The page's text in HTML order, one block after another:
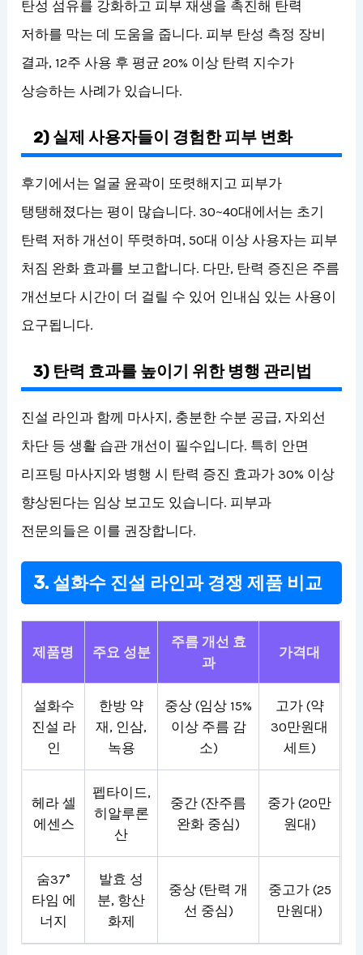
탄성 섬유를 강화하고 피부 재생을 촉진해 탄력
저하를 막는 데 도움을 줍니다. 피부 탄성 측정 장비
결과, 12주 사용 후 평균 20% 이상 탄력 지수가
상승하는 사례가 있습니다.
2) 실제 사용자들이 경험한 피부 변화
후기에서는 얼굴 윤곽이 또렷해지고 피부가
탱탱해졌다는 평이 많습니다. 30~40대에서는 초기
탄력 저하 개선이 뚜렷하며, 50대 이상 사용자는 피부
처짐 완화 효과를 보고합니다. 다만, 탄력 증진은 주름
개선보다 시간이 더 걸릴 수 있어 인내심 있는 사용이
요구됩니다.
3) 탄력 효과를 높이기 위한 병행 관리법
진설 라인과 함께 마사지, 충분한 수분 공급, 자외선
차단 등 생활 습관 개선이 필수입니다. 특히 안면
리프팅 마사지와 병행 시 탄력 증진 효과가 30% 이상
향상된다는 임상 보고도 있습니다. 피부과
전문의들은 이를 권장합니다.
3. 설화수 진설 라인과 경쟁 제품 비교
제품명 주요 성분
주름 개선 효
과
가격대
설화수
진설 라
인
한방 약
재, 인삼,
녹용
중상 (임상 15%
이상 주름 감
소)
고가 (약
30만원대
세트)
헤라 셀
에센스
펩타이드,
히알루론
산
중간 (잔주름
완화 중심)
중가 (20만
원대)
숨37°
타임 에
너지
발효 성
분, 항산
화제
중상 (탄력 개
선 중심)
중고가 (25
만원대)